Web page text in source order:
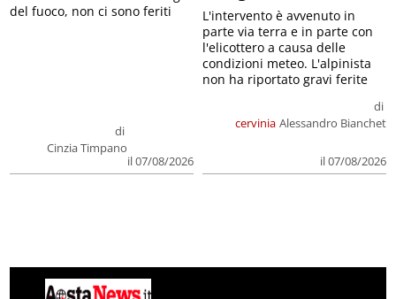
di
Cinzia Timpano
il 07/08/2026
del fuoco, non ci sono feriti
cervinia
di
Alessandro Bianchet
il 07/08/2026
L'intervento è avvenuto in
parte via terra e in parte con
l'elicottero a causa delle
condizioni meteo. L'alpinista
non ha riportato gravi ferite